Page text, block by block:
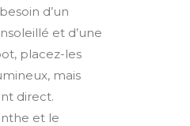
d’un
et d’une
placez-les
mais
direct.
et le